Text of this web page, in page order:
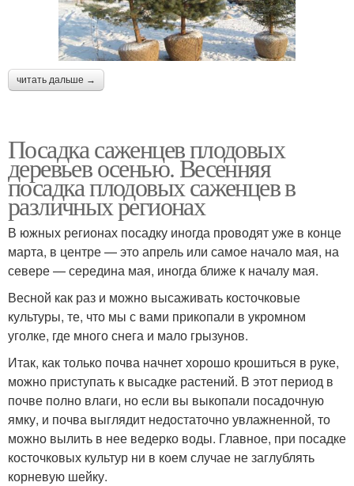
читать дальше →
Посадка саженцев плодовых
деревьев осенью. Весенняя
посадка плодовых саженцев в
различных регионах
В южных регионах посадку иногда проводят уже в конце
марта, в центре — это апрель или самое начало мая, на
севере — середина мая, иногда ближе к началу мая.
Весной как раз и можно высаживать косточковые
культуры, те, что мы с вами прикопали в укромном
уголке, где много снега и мало грызунов.
Итак, как только почва начнет хорошо крошиться в руке,
можно приступать к высадке растений. В этот период в
почве полно влаги, но если вы выкопали посадочную
ямку, и почва выглядит недостаточно увлажненной, то
можно вылить в нее ведерко воды. Главное, при посадке
косточковых культур ни в коем случае не заглублять
корневую шейку.